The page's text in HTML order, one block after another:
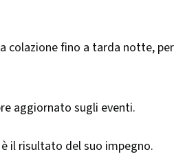
colazione fino a tarda notte,
aggiornato sugli eventi.
il risultato del suo impegno.